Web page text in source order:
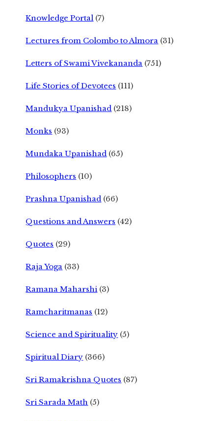
Knowledge Portal (7)
Lectures from Colombo to Almora (31)
Letters of Swami Vivekananda (751)
Life Stories of Devotees (111)
Mandukya Upanishad (218)
Monks (93)
Mundaka Upanishad (65)
Philosophers (10)
Prashna Upanishad (66)
Questions and Answers (42)
Quotes (29)
Raja Yoga (33)
Ramana Maharshi (3)
Ramcharitmanas (12)
Science and Spirituality (5)
Spiritual Diary (366)
Sri Ramakrishna Quotes (87)
Sri Sarada Math (5)